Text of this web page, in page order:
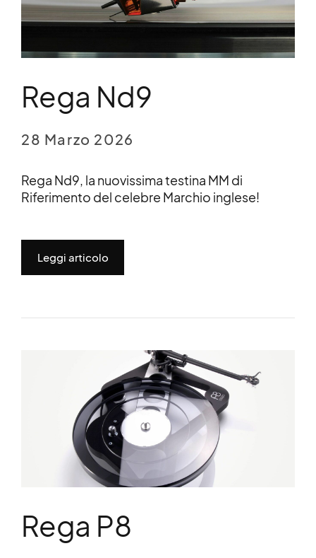
Rega Nd9
28 Marzo 2026
Rega Nd9, la nuovissima testina MM di
Riferimento del celebre Marchio inglese!
Leggi articolo
Rega P8